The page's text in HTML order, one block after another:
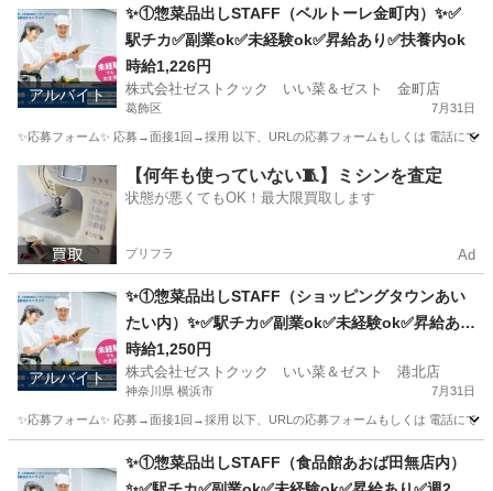
キッチン
アルバイト
✨①惣菜品出しSTAFF（ベルトーレ金町内）✨✅
駅チカ✅副業ok✅未経験ok✅昇給あり✅扶養内ok
時給1,226円
株式会社ゼストクック いい菜＆ゼスト 金町店
葛飾区 7月31日
✨応募フォーム✨ 応募→面接1回→採用 以下、URLの応募フォームもしくは 電話にて
東京 葛飾区 キッチン スタッフ
【何年も使っていない🧵】ミシンを査定
状態が悪くてもOK！最大限買取します
プリフラ Ad
アルバイト
✨①惣菜品出しSTAFF（ショッピングタウンあい
たい内）✨✅駅チカ✅副業ok✅未経験ok✅昇給あり
✅週1～ok✅扶養内ok
時給1,250円
株式会社ゼストクック いい菜＆ゼスト 港北店
神奈川県 横浜市 7月31日
✨応募フォーム✨ 応募→面接1回→採用 以下、URLの応募フォームもしくは 電話にて
キッチン
✨①惣菜品出しSTAFF（食品館あおば田無店内）